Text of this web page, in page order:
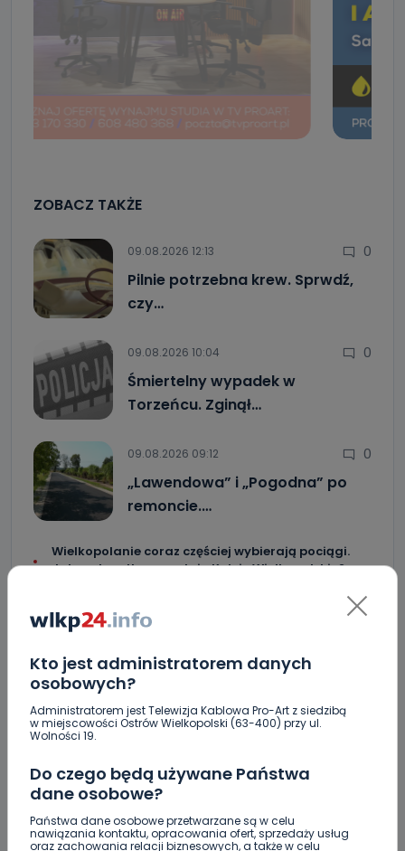
Kto jest administratorem danych
osobowych?
Administratorem jest Telewizja Kablowa Pro-Art z siedzibą
w miejscowości Ostrów Wielkopolski (63-400) przy ul.
Wolności 19.
Do czego będą używane Państwa
dane osobowe?
Państwa dane osobowe przetwarzane są w celu
nawiązania kontaktu, opracowania ofert, sprzedaży usług
oraz zachowania relacji biznesowych, a także w celu
ZOBACZ TAKŻE
09.08.2026 12:13 0
Pilnie potrzebna krew. Sprwdź,
czy…
09.08.2026 10:04 0
Śmiertelny wypadek w
Torzeńcu. Zginął…
09.08.2026 09:12 0
„Lawendowa” i „Pogodna” po
remoncie.…
Wielkopolanie coraz częściej wybierają pociągi.
Jak na tym tle wypadają Koleje Wielkopolskie?
faktycznie cudzoziemców zamieszkuje Mikstat?
Co się stanie z bluszczem na II LO? [WIDEO]
Upały i burze. Porady dla właścicieli zwierząt
[WIDEO]
Raulin, Witkowska, Marciniak, Kowalska. "Odyseja
Auto rozbite na drzewie. Poszkodowani nie mogli z
Nastolatek w szpitalu po zderzeniu osobówki z